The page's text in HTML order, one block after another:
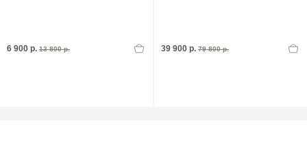
6 900 р. 13 800 р. 39 900 р. 79 800 р.